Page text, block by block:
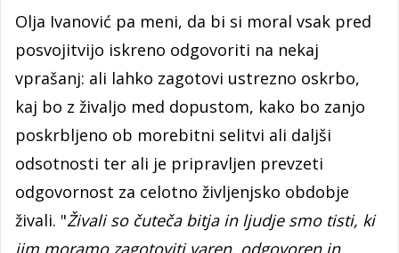
Olja Ivanović pa meni, da bi si moral vsak pred
posvojitvijo iskreno odgovoriti na nekaj
vprašanj: ali lahko zagotovi ustrezno oskrbo,
kaj bo z živaljo med dopustom, kako bo zanjo
poskrbljeno ob morebitni selitvi ali daljši
odsotnosti ter ali je pripravljen prevzeti
odgovornost za celotno življenjsko obdobje
živali. "Živali so čuteča bitja in ljudje smo tisti, ki